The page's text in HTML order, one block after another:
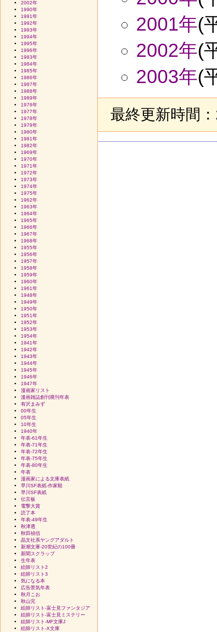
2001年(
2002年(
2003年(
最終更新時間
2002年
1990年
1991年
1992年
1993年
1994年
1995年
1996年
1983年
1984年
1985年
1986年
1987年
1988年
1989年
1976年
1977年
1978年
1979年
1980年
1981年
1982年
1969年
1970年
1971年
1972年
1973年
1974年
1975年
1962年
1963年
1964年
1965年
1966年
1967年
1968年
1955年
1956年
1957年
1958年
1959年
1960年
1961年
1948年
1949年
1950年
1951年
1952年
1953年
1954年
1941年
1942年
1943年
1944年
1945年
1946年
1947年
漫画家リスト
漫画雑誌創刊廃刊年表
有沢まみず
00年生
05年生
10年生
1940年
年表-61年生
年表-71年生
年表-72年生
年表-75年生
年表-80年生
年表
漫画家による文庫表紙
早川SF表紙-作家順
早川SF表紙
伝言板
電撃大賞
読了本
年表-49年生
秋津透
秋田禎信
晶文社系ヤングアダルト
新潮文庫-20世紀の100冊
新聞スクラップ
生年表
絵師リスト2
絵師リスト3
気になる本
広告景気年表
秋月こお
秋山完
絵師リスト-富士見ファンタジア
絵師リスト-富士見ミステリー
絵師リスト-MF文庫J
絵師リスト-X文庫